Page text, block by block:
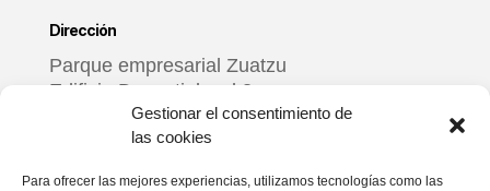
Gestionar el consentimiento de
las cookies
Para ofrecer las mejores experiencias, utilizamos tecnologías como las
Dirección
Parque empresarial Zuatzu
Edificio Donosti, local 3
20018 Donostia – Gipuzkoa
Horario